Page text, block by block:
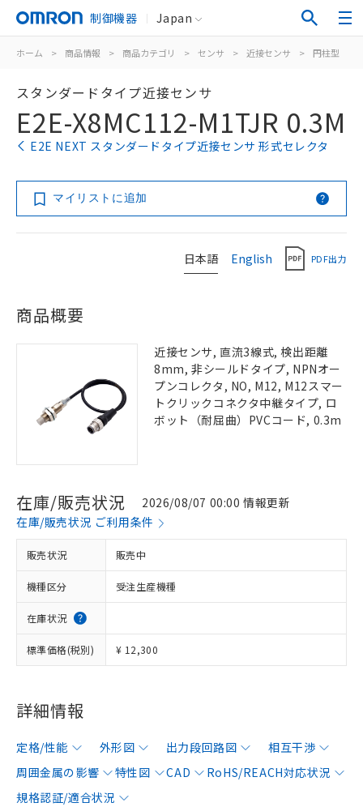
制御機器 Japan
ホーム > 商品情報 > 商品カテゴリ > センサ > 近接センサ > 円柱型
スタンダードタイプ近接センサ
E2E-X8MC112-M1TJR 0.3M
E2E NEXT スタンダードタイプ近接センサ 形式セレクタ
マイリストに追加
日本語 English PDF出力
商品概要
近接センサ, 直流3線式, 検出距離
8mm, 非シールドタイプ, NPNオー
プンコレクタ, NO, M12, M12スマー
トクリックコネクタ中継タイプ, ロ
ボット（耐屈曲）PVCコード, 0.3m
在庫/販売状況
2026/08/07 00:00 情報更新
在庫/販売状況 ご利用条件
販売状況 販売中
機種区分 受注生産機種
在庫状況
標準価格(税別) ¥ 12,300
詳細情報
定格/性能 外形図 出力段回路図
相互干渉
周囲金属の影響
特性図 CAD
RoHS/REACH対応状況
規格認証/適合状況